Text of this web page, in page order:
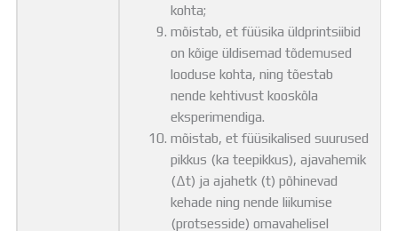
kohta;
mõistab, et füüsika üldprintsiibid
on kõige üldisemad tõdemused
looduse kohta, ning tõestab
nende kehtivust kooskõla
eksperimendiga.
mõistab, et füüsikalised suurused
pikkus (ka teepikkus), ajavahemik
(Δt) ja ajahetk (t) põhinevad
kehade ning nende liikumise
(protsesside) omavahelisel